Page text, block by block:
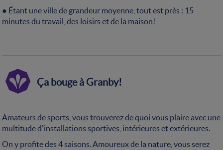
● Étant une ville de grandeur moyenne, tout est près : 15
minutes du travail, des loisirs et de la maison!
Ça bouge à Granby!
Amateurs de sports, vous trouverez de quoi vous plaire avec une
multitude d'installations sportives, intérieures et extérieures.
On y profite des 4 saisons. Amoureux de la nature, vous serez